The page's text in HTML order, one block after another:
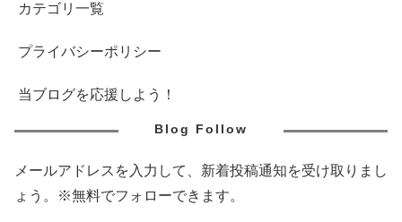
カテゴリ一覧
プライバシーポリシー
当ブログを応援しよう！
Blog Follow
メールアドレスを入力して、新着投稿通知を受け取りまし
ょう。※無料でフォローできます。